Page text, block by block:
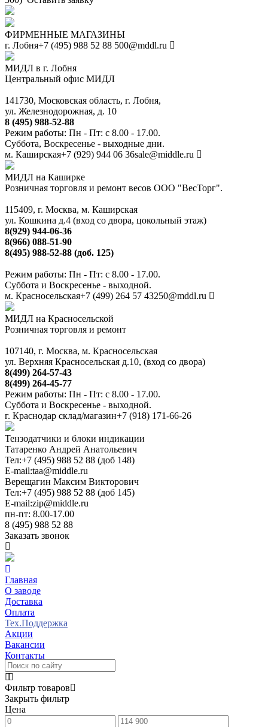
ФИРМЕННЫЕ МАГАЗИНЫ
г. Лобня+7 (495) 988 52 88 500@mddl.ru
МИДЛ в г. Лобня
Центральный офис МИДЛ
141730, Московская область, г. Лобня,
ул. Железнодорожная, д. 10
8 (495) 988-52-88
Режим работы: Пн - Пт: с 8.00 - 17.00.
Суббота, Воскресенье - выходные дни.
м. Каширская+7 (929) 944 06 36sale@middle.ru
МИДЛ на Каширке
Розничная торговля и ремонт весов ООО "ВесТорг".
115409, г. Москва, м. Каширская
ул. Кошкина д.4 (вход со двора, цокольный этаж)
8(929) 944-06-36
8(966) 088-51-90
8(495) 988-52-88 (доб. 125)
Режим работы: Пн - Пт: с 8.00 - 17.00.
Суббота и Воскресенье - выходной.
м. Красносельская+7 (499) 264 57 43250@mddl.ru
МИДЛ на Красносельской
Розничная торговля и ремонт
107140, г. Москва, м. Красносельская
ул. Верхняя Красносельская д.10, (вход со двора)
8(499) 264-57-43
8(499) 264-45-77
Режим работы: Пн - Пт: с 8.00 - 17.00.
Суббота и Воскресенье - выходной.
г. Краснодар склад/магазин+7 (918) 171-66-26
Тензодатчики и блоки индикации
Татаренко Андрей Анатольевич
Тел:+7 (495) 988 52 88 (доб 148)
E-mail:taa@middle.ru
Верещагин Максим Викторович
Тел:+7 (495) 988 52 88 (доб 145)
E-mail:zip@middle.ru
пн-пт: 8.00-17.00
8 (495) 988 52 88
Заказать звонок
Главная
О заводе
Доставка
Оплата
Тех.Поддержка
Акции
Вакансии
Контакты
Фильтр товаров
Закрыть фильтр
Цена